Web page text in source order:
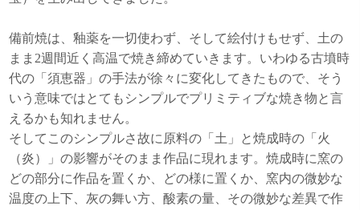
備前焼は、釉薬を一切使わず、そして絵付けもせず、土の
まま2週間近く高温で焼き締めていきます。いわゆる古墳時
代の「須恵器」の手法が徐々に変化してきたもので、そう
いう意味ではとてもシンプルでプリミティブな焼き物と言
えるかも知れません。
そしてこのシンプルさ故に原料の「土」と焼成時の「火
（炎）」の影響がそのまま作品に現れます。焼成時に窯の
どの部分に作品を置くか、どの様に置くか、窯内の微妙な
温度の上下、灰の舞い方、酸素の量、その微妙な差異で作